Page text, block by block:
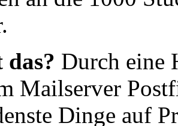
das? Durch eine
Mailserver
Dinge auf